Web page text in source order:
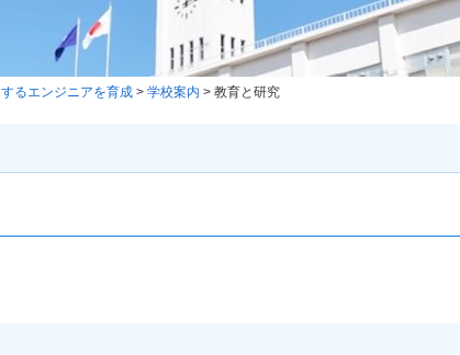
るエンジニアを育成 > 学校案内 > 教育と研究